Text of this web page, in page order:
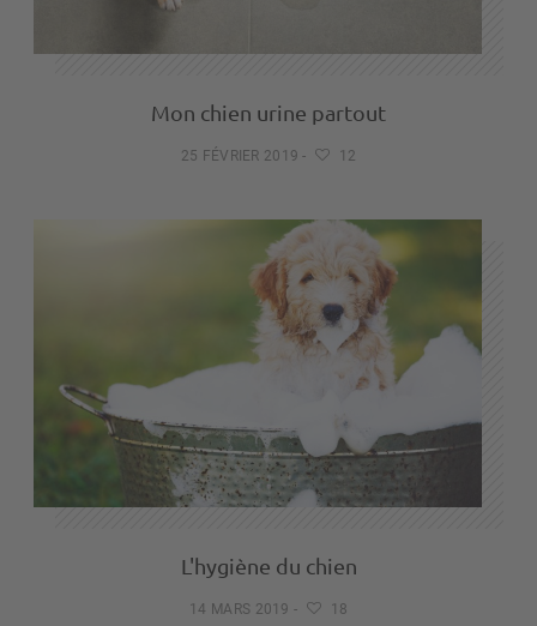
Mon chien urine partout
25 FÉVRIER 2019 - 12
L'hygiène du chien
14 MARS 2019 - 18